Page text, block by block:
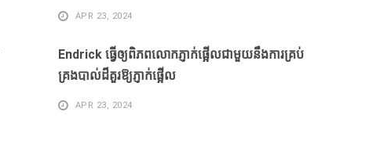
APR 23, 2024
Endrick ធ្វើឲ្យពិភពលោកភ្ញាក់ផ្អើលជាមួយនឹងការគ្រប់
គ្រងបាល់ដ៏គួរឱ្យភ្ញាក់ផ្អើល
APR 23, 2024